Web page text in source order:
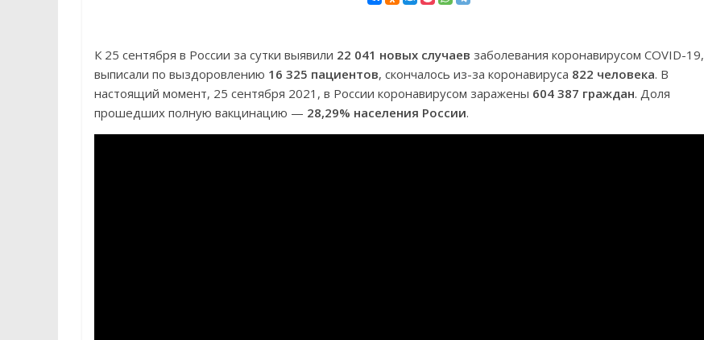
К 25 сентября в России за сутки выявили 22 041 новых случаев заболевания коронавирусом COVID-19,
выписали по выздоровлению 16 325 пациентов, скончалось из-за коронавируса 822 человека. В
настоящий момент, 25 сентября 2021, в России коронавирусом заражены 604 387 граждан. Доля
прошедших полную вакцинацию — 28,29% населения России.